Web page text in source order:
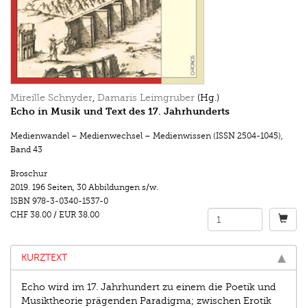
Mireille Schnyder, Damaris Leimgruber (Hg.)
Echo in Musik und Text des 17. Jahrhunderts
Medienwandel – Medienwechsel – Medienwissen (ISSN 2504-1045),
Band 43
Broschur
2019. 196 Seiten, 30 Abbildungen s/w.
ISBN 978-3-0340-1537-0
CHF 38.00 / EUR 38.00
KURZTEXT
Echo wird im 17. Jahrhundert zu einem die Poetik und
Musiktheorie prägenden Paradigma; zwischen Erotik